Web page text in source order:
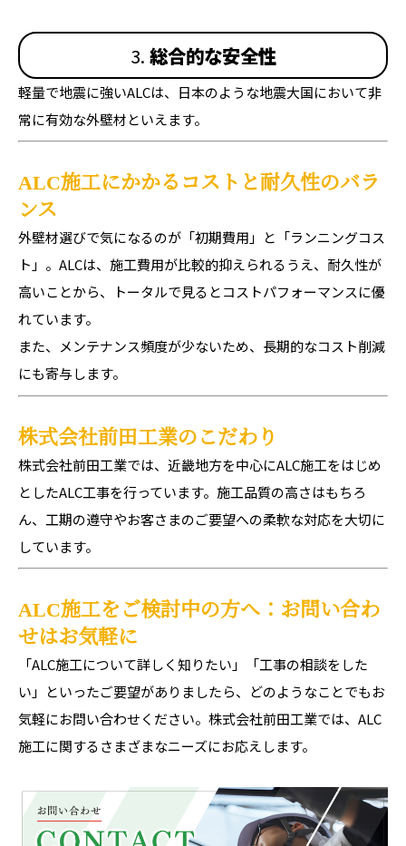
3. 総合的な安全性
軽量で地震に強いALCは、日本のような地震大国において非
常に有効な外壁材といえます。
ALC施工にかかるコストと耐久性のバラ
ンス
外壁材選びで気になるのが「初期費用」と「ランニングコス
ト」。ALCは、施工費用が比較的抑えられるうえ、耐久性が
高いことから、トータルで見るとコストパフォーマンスに優
れています。
また、メンテナンス頻度が少ないため、長期的なコスト削減
にも寄与します。
株式会社前田工業のこだわり
株式会社前田工業では、近畿地方を中心にALC施工をはじめ
としたALC工事を行っています。施工品質の高さはもちろ
ん、工期の遵守やお客さまのご要望への柔軟な対応を大切に
しています。
ALC施工をご検討中の方へ：お問い合わ
せはお気軽に
「ALC施工について詳しく知りたい」「工事の相談をした
い」といったご要望がありましたら、どのようなことでもお
気軽にお問い合わせください。株式会社前田工業では、ALC
施工に関するさまざまなニーズにお応えします。